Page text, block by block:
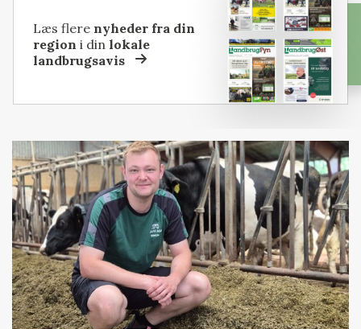
Læs flere nyheder fra din
region i dinlokale
landbrugsavis